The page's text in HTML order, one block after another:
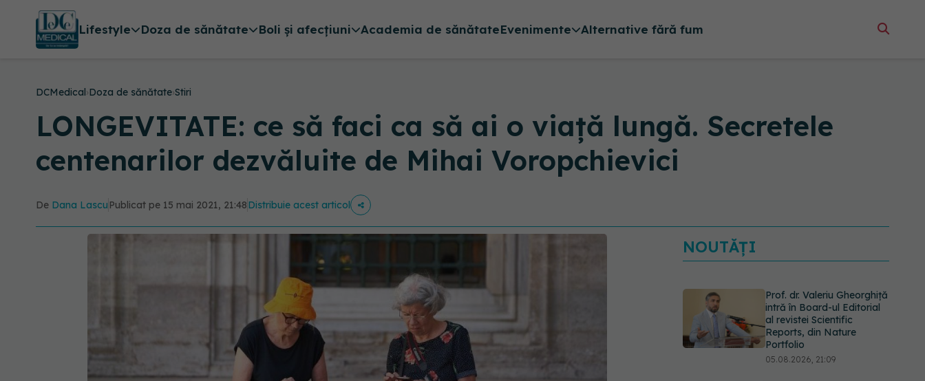
Lifestyle Doza de sănătate Boli și afecțiuni Academia de sănătateEvenimente Alternative fără fum
DCMedical›Doza de sănătate›Stiri
LONGEVITATE: ce să faci ca să ai o viață lungă. Secretele
centenarilor dezvăluite de Mihai Voropchievici
De Dana Lascu Publicat pe 15 mai 2021, 21:48Distribuie acest articol
NOUTĂȚI
Prof. dr. Valeriu Gheorghiță
intră în Board-ul Editorial
al revistei Scientific
Reports, din Nature
Portfolio
05.08.2026, 21:09